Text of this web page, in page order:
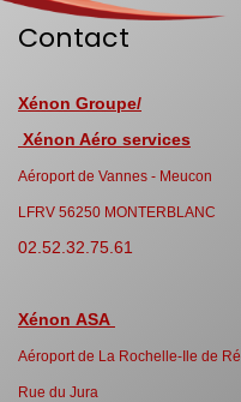
Contact
Xénon Groupe/
Xénon Aéro services
Aéroport de Vannes - Meucon
LFRV 56250 MONTERBLANC
02.52.32.75.61
Xénon ASA
Aéroport de La Rochelle-Ile de Ré,
Rue du Jura